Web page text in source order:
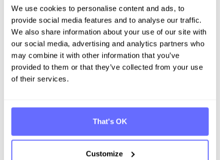
We use cookies to personalise content and ads, to
provide social media features and to analyse our traffic.
We also share information about your use of our site with
our social media, advertising and analytics partners who
may combine it with other information that you’ve
provided to them or that they’ve collected from your use
of their services.
That's OK
Customize
Dieser neue Standard ist aktuell noch nicht definiert
und die Veröffentlichung ist voraussichtlich erst in
2026 zu erwarten. Aktuell ist nur bekannt, dass der
neue Standard auf dem VSME basieren soll und laut
dem Omnibus-Vorschlag vier Monate nach
Verabschiedung des Vorschlags 81 erstellt werden soll.
größere sowie kapitalmarktorientierte Unternehmen
zutreffen soll. Er wird zudem aller Voraussicht nach
wieder von der EFRAG erstellt werden. Diese ist
jedoch aktuell mit der Überarbeitung der ESRS bis
Ende Oktober 2025 beschäftigt.